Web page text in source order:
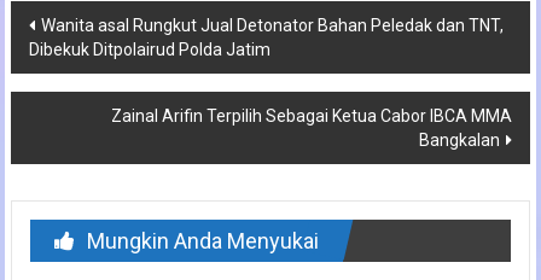
Navigasi
pos
Wanita asal Rungkut Jual Detonator Bahan Peledak dan TNT,
Dibekuk Ditpolairud Polda Jatim
Zainal Arifin Terpilih Sebagai Ketua Cabor IBCA MMA
Bangkalan
Mungkin Anda Menyukai